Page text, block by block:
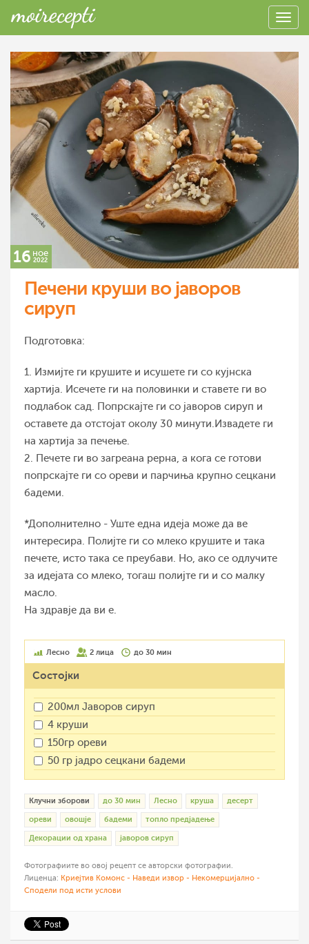
16 ное
2022
Печени круши во јаворов
сируп
Подготовка:
1. Измијте ги крушите и исушете ги со кујнска
хартија. Исечете ги на половинки и ставете ги во
подлабок сад. Попрскајте ги со јаворов сируп и
оставете да отстојат околу 30 минути.Извадете ги
на хартија за печење.
2. Печете ги во загреана рерна, а кога се готови
попрскајте ги со ореви и парчиња крупно сецкани
бадеми.
*Дополнително - Уште една идеја може да ве
интересира. Полијте ги со млеко крушите и така
печете, исто така се преубави. Но, ако се одлучите
за идејата со млеко, тогаш полијте ги и со малку
масло.
На здравје да ви е.
Лесно 2 лица до 30 мин
Состојки
200мл Јаворов сируп
4 круши
150гр ореви
50 гр јадро сецкани бадеми
Клучни зборови до 30 мин Лесно круша десерт
ореви овошје бадеми топло предјадење
Декорации од храна јаворов сируп
Фотографиите во овој рецепт се авторски фотографии.
Лиценца: Криејтив Комонс - Наведи извор - Некомерцијално -
Сподели под исти услови